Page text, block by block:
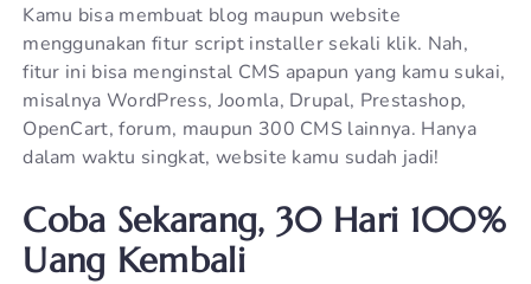
Kamu bisa membuat blog maupun website
menggunakan fitur script installer sekali klik. Nah,
fitur ini bisa menginstal CMS apapun yang kamu sukai,
misalnya WordPress, Joomla, Drupal, Prestashop,
OpenCart, forum, maupun 300 CMS lainnya. Hanya
dalam waktu singkat, website kamu sudah jadi!
Coba Sekarang, 30 Hari 100%
Uang Kembali